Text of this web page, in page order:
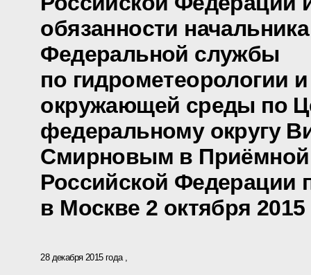
обязанности
Федеральной службы
по гидрометеорологии
окружающей среды по
федеральному округу
Смирновым в Приёмной
Российской Федерации
в Москве 2 октября 2015
28 декабря 2015 года